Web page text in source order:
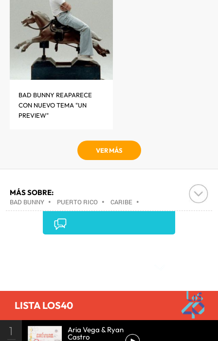
BAD BUNNY REAPARECE
CON NUEVO TEMA "UN
PREVIEW"
VER MÁS
MÁS SOBRE:
BAD BUNNY • PUERTO RICO • CARIBE •
LATINOAMÉRICA•AMÉRICA•
LISTA LOS40
1 Aria Vega & Ryan
Castro